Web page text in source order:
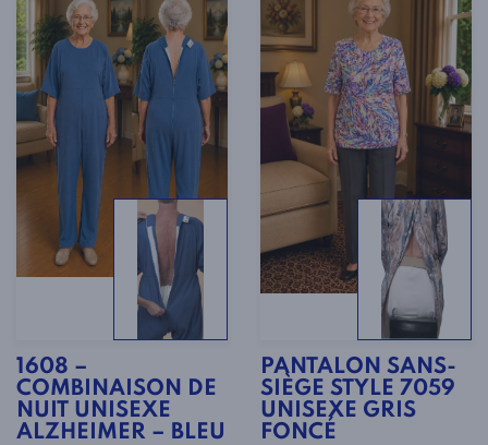
1608 –
COMBINAISON DE
NUIT UNISEXE
ALZHEIMER – BLEU
PANTALON SANS-
SIÈGE STYLE 7059
UNISEXE GRIS
FONCÉ